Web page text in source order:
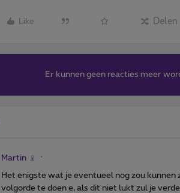
Like Delen
Er kunnen geen reacties meer
Martin
Het enigste wat je eventueel nog zou
volgorde te doen e, als dit niet lukt zul je